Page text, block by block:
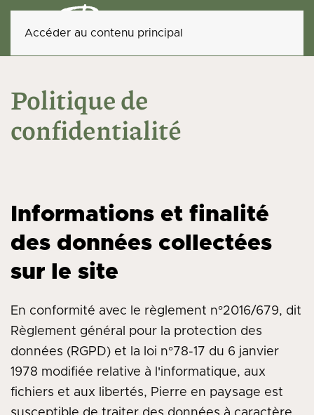
Accéder au contenu principal
Politique de
confidentialité
Informations et finalité
des données collectées
sur le site
En conformité avec le règlement n°2016/679, dit
Règlement général pour la protection des
données (RGPD) et la loi n°78-17 du 6 janvier
1978 modifiée relative à l'informatique, aux
fichiers et aux libertés, Pierre en paysage est